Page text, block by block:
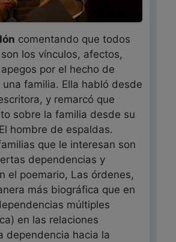
comentando que todos
los vínculos, afectos,
por el hecho de
familia. Ella habló desde
y remarcó que
sobre la familia desde su
hombre de espaldas.
que le interesan son
dependencias y
el poemario, Las órdenes,
más biográfica que en
múltiples
en las relaciones
dependencia hacia la